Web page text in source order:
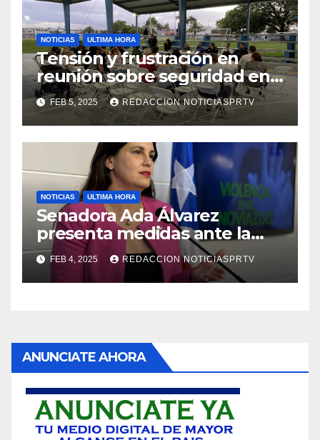
NOTICIAS ULTIMA HORA
Tensión y frustración en
reunión sobre seguridad en
Reparto Metropolitano
FEB 5, 2025 REDACCION NOTICIASPRTV
NOTICIAS ULTIMA HORA
Senadora Ada Álvarez
presenta medidas ante la
violencia en el noviazgo
FEB 4, 2025 REDACCION NOTICIASPRTV
ANUNCIATE AHORA